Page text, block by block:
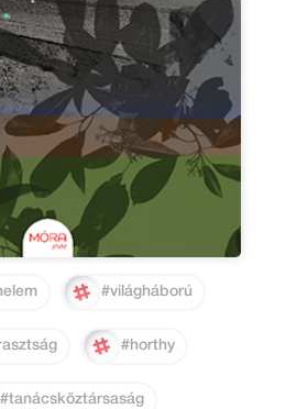
#világháború
#horthy
#tanácsköztársaság